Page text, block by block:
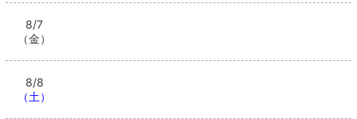
8/7
（金）
8/8
（土）